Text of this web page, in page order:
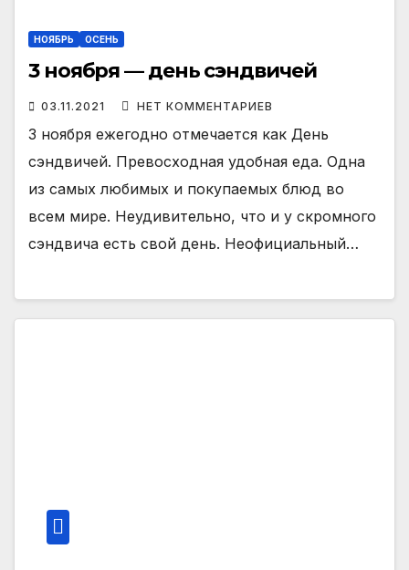
НОЯБРЬ ОСЕНЬ
3 ноября — день сэндвичей
03.11.2021 НЕТ КОММЕНТАРИЕВ
3 ноября ежегодно отмечается как День
сэндвичей. Превосходная удобная еда. Одна
из самых любимых и покупаемых блюд во
всем мире. Неудивительно, что и у скромного
сэндвича есть свой день. Неофициальный…